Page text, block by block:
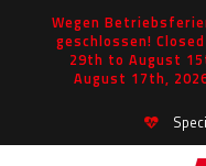
Wegen
geschlossen!
29th to August
August 17th,